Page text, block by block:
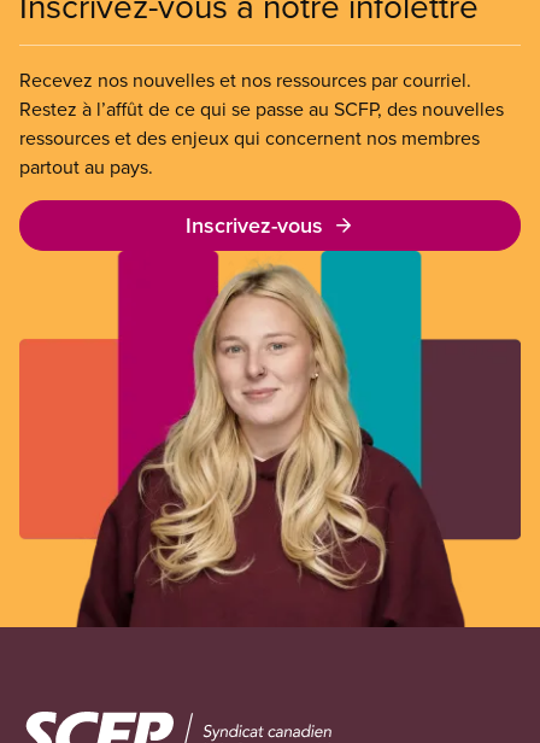
Recevez nos nouvelles et nos ressources par courriel.
Restez à l’affût de ce qui se passe au SCFP, des nouvelles
ressources et des enjeux qui concernent nos membres
partout au pays.
Inscrivez-vous
Image